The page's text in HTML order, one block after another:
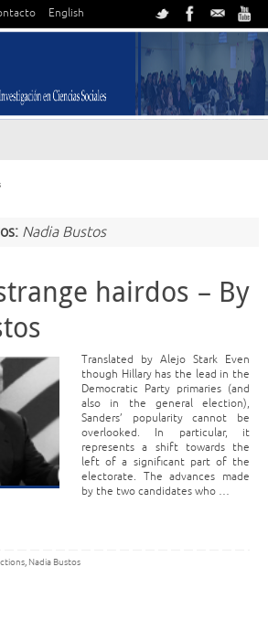
English
Nadia Bustos
hairdos – By
Translated by Alejo Stark Even
though Hillary has the lead in the
Democratic Party primaries (and
also in the general election),
Sanders’ popularity cannot be
overlooked. In particular, it
represents a shift towards the
left of a significant part of the
electorate. The advances made
by the two candidates who …
, Nadia Bustos